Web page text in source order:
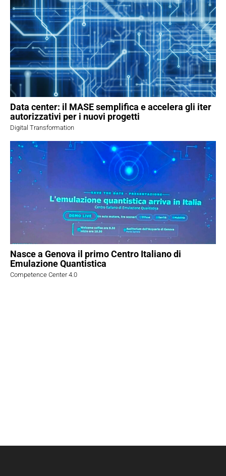
Data center: il MASE semplifica e accelera gli iter
autorizzativi per i nuovi progetti
Digital Transformation
Nasce a Genova il primo Centro Italiano di
Emulazione Quantistica
Competence Center 4.0